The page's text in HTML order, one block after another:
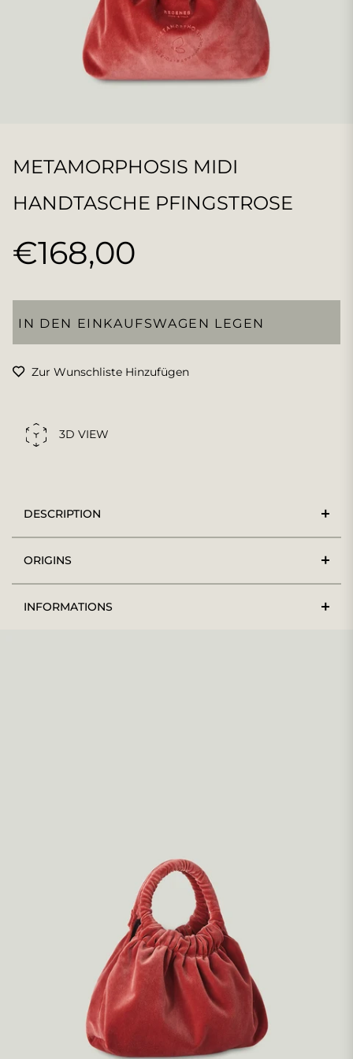
METAMORPHOSIS MIDI
HANDTASCHE PFINGSTROSE
Normaler
€168,00
IN DEN EINKAUFSWAGEN LEGEN
Zur Wunschliste Hinzufügen
3D VIEW
DESCRIPTION
ORIGINS
INFORMATIONS